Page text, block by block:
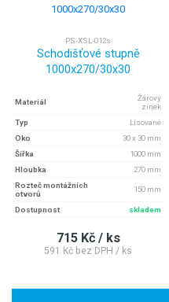
PS-XSL-012s
Schodišťové stupně
1000x270/30x30
Materiál
Žárový
zinek
Typ
Lisované
Oko
30 x 30 mm
Šířka
1000 mm
Hloubka
270 mm
Rozteč montážních
otvorů
150 mm
Dostupnost skladem
715 Kč / ks
591 Kč bez DPH / ks